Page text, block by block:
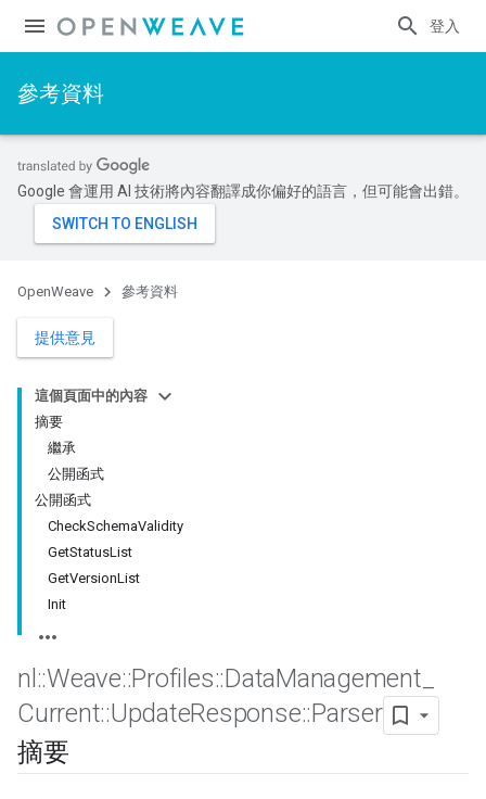
登入
參考資料
Google 會運用 AI 技術將內容翻譯成你偏好的語言，但可能會出錯。
OpenWeave 參考資料
提供意見
這個頁面中的內容
摘要
繼承
公開函式
公開函式
CheckSchemaValidity
GetStatusList
GetVersionList
Init
nl ::Weave::Profiles::DataManagement
Current::UpdateResponse::Parser
摘要